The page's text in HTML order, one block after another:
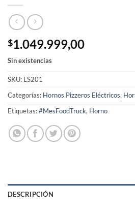
$1.049.999,00
Sin existencias
SKU: LS201
Categorías: Hornos Pizzeros Eléctricos,
Etiquetas:#MesFoodTruck, Horno
DESCRIPCIÓN